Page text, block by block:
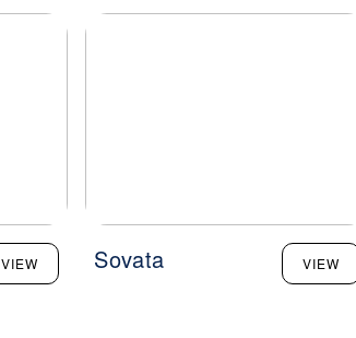
VIEW Sovata VIEW